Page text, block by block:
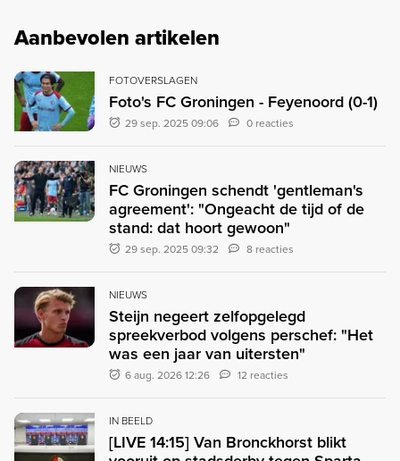
Aanbevolen artikelen
FOTOVERSLAGEN
Foto's FC Groningen - Feyenoord (0-1)
29 sep. 2025 09:06 0 reacties
NIEUWS
FC Groningen schendt 'gentleman's
agreement': "Ongeacht de tijd of de
stand: dat hoort gewoon"
29 sep. 2025 09:32 8 reacties
NIEUWS
Steijn negeert zelfopgelegd
spreekverbod volgens perschef: "Het
was een jaar van uitersten"
6 aug. 2026 12:26 12 reacties
IN BEELD
[LIVE 14:15] Van Bronckhorst blikt